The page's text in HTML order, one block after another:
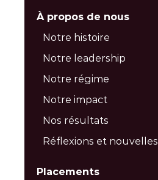
À propos de nous
Notre histoire
Notre leadership
Notre régime
Notre impact
Nos résultats
Réflexions et nouvelles
Placements